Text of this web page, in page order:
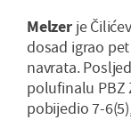
Melzerje
dosad igrao
navrata.
polufinalu PBZ
pobijedio 7-